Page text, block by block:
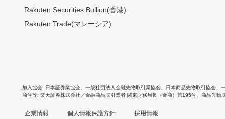
Rakuten Securities Bullion(香港)
Rakuten Trade(マレーシア)
加入協会 日本証券業協会 一般社団法人金融先物取引業協会 日本商品先物取引協会
商号等 楽天証券株式会社／金融商品取引業者 関東財務局長（金商）第195号、商品先物
企業情報 個人情報保護方針 採用情報